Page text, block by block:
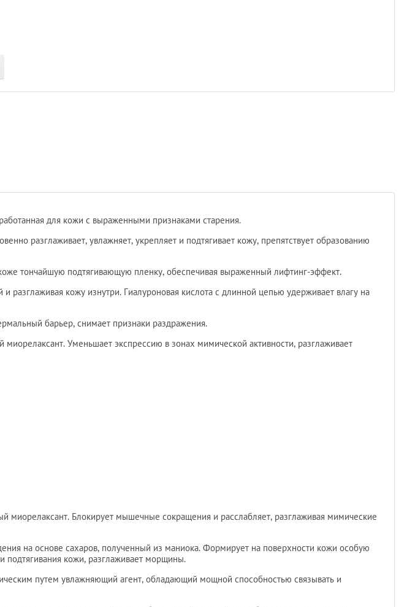
для кожи с выраженными признаками старения.
разглаживает, увлажняет, укрепляет и подтягивает кожу, препятствует образованию
тончайшую подтягивающую пленку, обеспечивая выраженный лифтинг-эффект.
разглаживая кожу изнутри. Гиалуроновая кислота с длинной цепью удерживает влагу на
барьер, снимает признаки раздражения.
Уменьшает экспрессию в зонах мимической активности, разглаживает
миорелаксант. Блокирует мышечные сокращения и расслабляет, разглаживая мимические
на основе сахаров, полученный из маниока. Формирует на поверхности кожи особую
кожи, разглаживает морщины.
путем увлажняющий агент, обладающий мощной способностью связывать и